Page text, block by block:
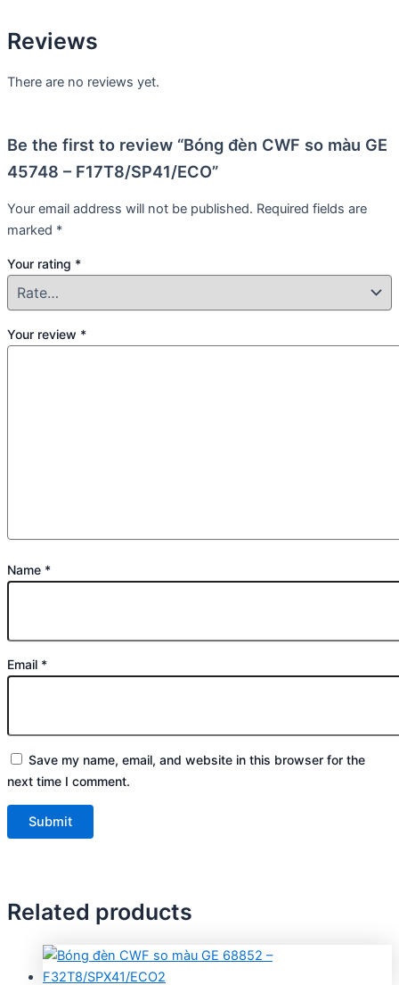
Reviews
There are no reviews yet.
Be the first to review “Bóng đèn CWF so màu GE
45748 – F17T8/SP41/ECO”
Your email address will not be published. Required fields are
marked *
Your rating *
Your review *
Name *
Email *
Save my name, email, and website in this browser for the
next time I comment.
Related products